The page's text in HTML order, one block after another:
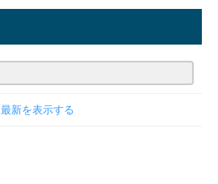
最新を表示する